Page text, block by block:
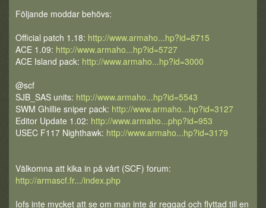
Följande moddar behövs:
Official patch 1.18: http://www.armaho...hp?id=8715
ACE 1.09: http://www.armaho...hp?id=5727
ACE Island pack: http://www.armaho...hp?id=3000
@scf
SJB_SAS units: http://www.armaho...hp?id=5543
SWM Ghillie sniper pack: http://www.armaho...hp?id=3127
Editor Update 1.02: http://www.armaho...php?id=953
USEC F117 Nighthawk: http://www.armaho...hp?id=3179
Välkomna att kika in på vårt (SCF) forum:
http://armascf.fr.../index.php
Iofs inte mycket att se om man inte är reggad och flyttad till en